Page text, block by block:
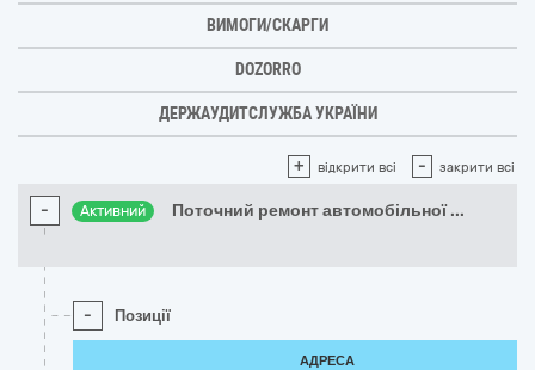
ВИМОГИ/СКАРГИ
DOZORRO
ДЕРЖАУДИТСЛУЖБА УКРАЇНИ
+ відкрити всі - закрити всі
- Активний Поточний ремонт автомобільної...
- Позиції
АДРЕСА